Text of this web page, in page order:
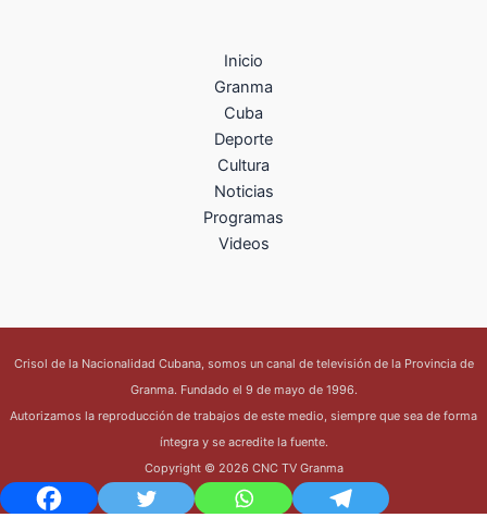
Inicio
Granma
Cuba
Deporte
Cultura
Noticias
Programas
Videos
Crisol de la Nacionalidad Cubana, somos un canal de televisión de la Provincia de
Granma. Fundado el 9 de mayo de 1996.
Autorizamos la reproducción de trabajos de este medio, siempre que sea de forma
íntegra y se acredite la fuente.
Copyright © 2026 CNC TV Granma